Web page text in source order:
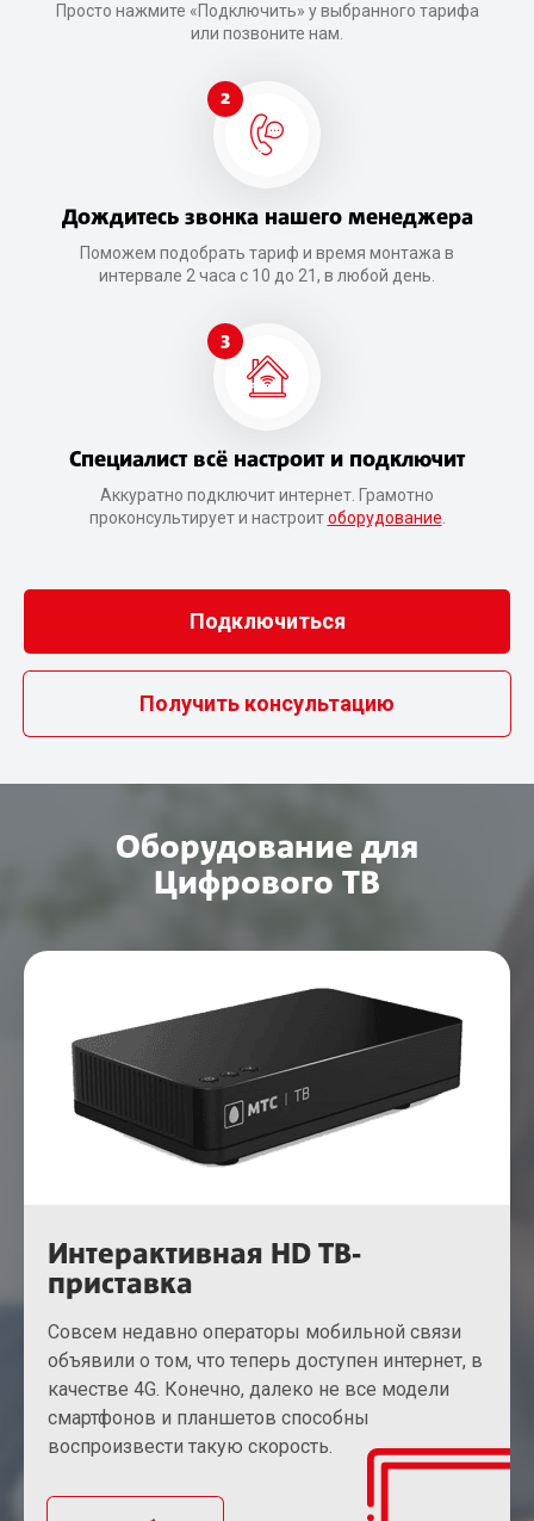
Просто нажмите «Подключить» у выбранного тарифа
или позвоните нам.
2
Дождитесь звонка нашего менеджера
Поможем подобрать тариф и время монтажа в
интервале 2 часа с 10 до 21, в любой день.
3
Специалист всё настроит и подключит
Аккуратно подключит интернет. Грамотно
проконсультирует и настроитоборудование
Подключиться
Получить консультацию
Оборудование для
Цифрового ТВ
Интерактивная HD ТВ-
приставка
Совсем недавно операторы мобильной связи
объявили о том, что теперь доступен интернет, в
качестве 4G. Конечно, далеко не все модели
смартфонов и планшетов способны
воспроизвести такую скорость.